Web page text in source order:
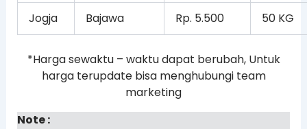
Jogja Bajawa Rp. 5.500 50 KG
*Harga sewaktu – waktu dapat berubah, Untuk
harga terupdate bisa menghubungi team
marketing
Note :